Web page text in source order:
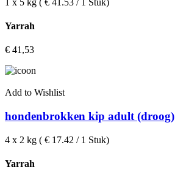
1 x 5 kg ( € 41.53 / 1 Stuk)
Yarrah
€ 41,53
Add to Wishlist
hondenbrokken kip adult (droog)
4 x 2 kg ( € 17.42 / 1 Stuk)
Yarrah